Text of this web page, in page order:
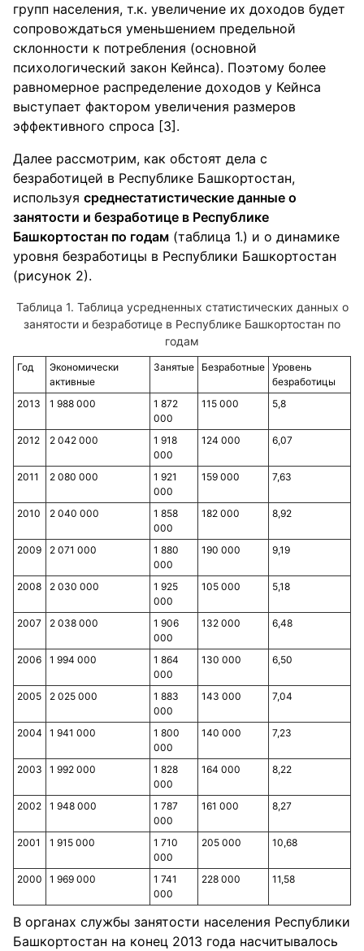
групп населения, т.к. увеличение их доходов будет
сопровождаться уменьшением предельной
склонности к потребления (основной
психологический закон Кейнса). Поэтому более
равномерное распределение доходов у Кейнса
выступает фактором увеличения размеров
эффективного спроса [3].
Далее рассмотрим, как обстоят дела с
безработицей в Республике Башкортостан,
используя среднестатистические данные о
занятости и безработице в Республике
Башкортостан по годам (таблица 1.) и о динамике
уровня безработицы в Республики Башкортостан
(рисунок 2).
Таблица усредненных статистических данных о
занятости и безработице в Республике Башкортостан по
годам
Год
Экономически
активные
Занятые Безработные Уровень
безработицы
2013
1 988 000
1 872
000
115 000 5,8
2012 2 042 000
1 918
000
124 000 6,07
2011 2 080 000
1 921
000
159 000 7,63
2010 2 040 000
1 858
000
182 000 8,92
2009 2 071 000
1 880
000
190 000 9,19
2008 2 030 000
1 925
000
105 000 5,18
2007 2 038 000
1 906
000
132 000 6,48
2006 1 994 000
1 864
000
130 000 6,50
2005 2 025 000
1 883
000
143 000 7,04
2004 1 941 000
1 800
000
140 000 7,23
2003 1 992 000
1 828
000
164 000 8,22
2002 1 948 000
1 787
000
161 000 8,27
2001 1 915 000
1 710
000
205 000 10,68
2000 1 969 000
1 741
000
228 000 11,58
В органах службы занятости населения Республики
Башкортостан на конец 2013 года насчитывалось